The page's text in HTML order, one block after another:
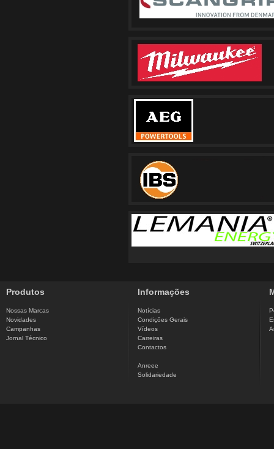
Produtos
Nossas Marcas
Novidades
Campanhas
Jornal Técnico
Informações
Notícias
Condições Gerais
Vídeos
Carreiras
Contactos
Anreee
Solidariedade